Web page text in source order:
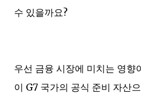
수 있을까요?
우선 금융 시장에 미치는 영향
이 G7 국가의 공식 준비 자산